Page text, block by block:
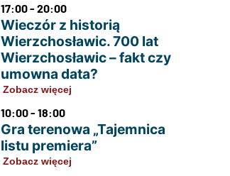
17:00 - 20:00
Wieczór z historią
Wierzchosławic. 700 lat
Wierzchosławic – fakt czy
umowna data?
Zobacz więcej
10:00 - 18:00
Gra terenowa „Tajemnica
listu premiera”
Zobacz więcej